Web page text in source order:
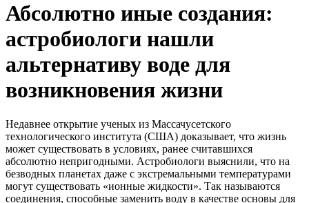
Абсолютно иные создания:
астробиологи нашли
альтернативу воде для
возникновения жизни
Недавнее открытие ученых из Массачусетского
технологического института (США) доказывает, что жизнь
может существовать в условиях, ранее считавшихся
абсолютно непригодными. Астробиологи выяснили, что на
безводных планетах даже с экстремальными температурами
могут существовать «ионные жидкости». Так называются
соединения, способные заменить воду в качестве основы для